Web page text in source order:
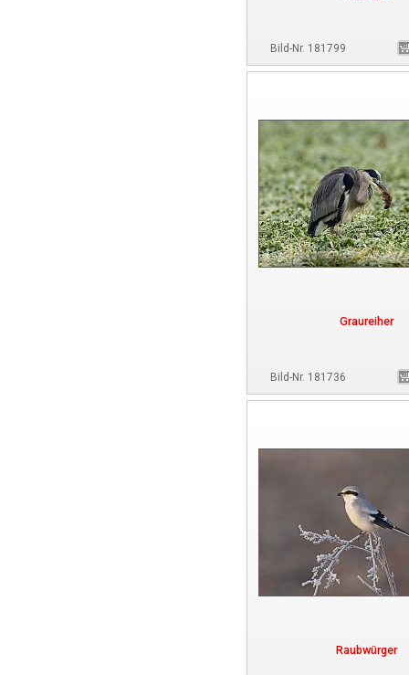
Bild-Nr. 181799
Graureiher
Bild-Nr. 181736
Raubwürger